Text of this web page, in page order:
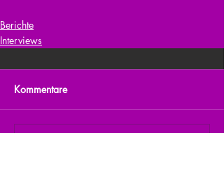
Berichte
Interviews
Kommentare